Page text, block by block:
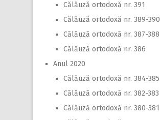
Călăuză ortodoxă nr. 391
Călăuză ortodoxă nr. 389-390
Călăuză ortodoxă nr. 387-388
Călăuză ortodoxă nr. 386
Anul 2020
Călăuză ortodoxă nr. 384-385
Călăuză ortodoxă nr. 382-383
Călăuză ortodoxă nr. 380-381